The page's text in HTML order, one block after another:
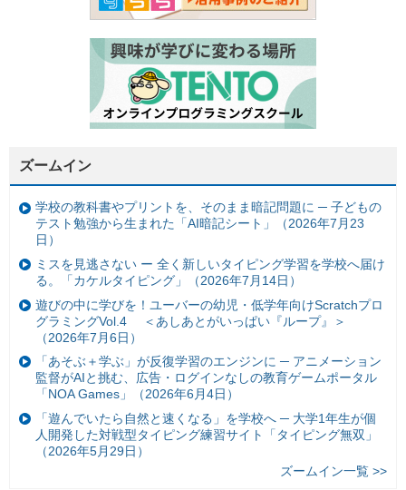
ズームイン
学校の教科書やプリントを、そのまま暗記問題に ─ 子どもの
テスト勉強から生まれた「AI暗記シート」（2026年7月23
日）
ミスを見逃さない ー 全く新しいタイピング学習を学校へ届け
る。「カケルタイピング」（2026年7月14日）
遊びの中に学びを！ユーバーの幼児・低学年向けScratchプロ
グラミングVol.4 ＜あしあとがいっぱい『ループ』＞
（2026年7月6日）
「あそぶ＋学ぶ」が反復学習のエンジンに ─ アニメーション
監督がAIと挑む、広告・ログインなしの教育ゲームポータル
「NOA Games」（2026年6月4日）
「遊んでいたら自然と速くなる」を学校へ ─ 大学1年生が個
人開発した対戦型タイピング練習サイト「タイピング無双」
（2026年5月29日）
ズームイン一覧 >>